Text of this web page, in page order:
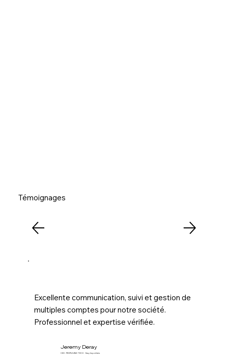
Témoignages
Excellente communication, suivi et gestion de
multiples comptes pour notre société.
Professionnel et expertise vérifiée.
Jeremy Deray
CEO - PEOPLE AND TECH - Easy Import Auto